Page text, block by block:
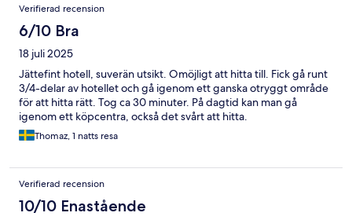
Verifierad recension
6/10 Bra
18 juli 2025
Jättefint hotell, suverän utsikt. Omöjligt att hitta till. Fick gå runt
3/4-delar av hotellet och gå igenom ett ganska otryggt område
för att hitta rätt. Tog ca 30 minuter. På dagtid kan man gå
igenom ett köpcentra, också det svårt att hitta.
Thomaz, 1 natts resa
Verifierad recension
10/10 Enastående